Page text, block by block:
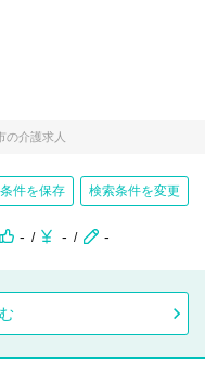
の介護求人
件を保存 検索条件を変更
- - -